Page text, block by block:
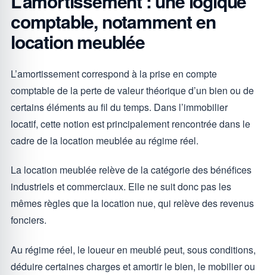
comptable, notamment en
location meublée
L’amortissement correspond à la prise en compte
comptable de la perte de valeur théorique d’un bien ou de
certains éléments au fil du temps. Dans l’immobilier
locatif, cette notion est principalement rencontrée dans le
cadre de la location meublée au régime réel.
La location meublée relève de la catégorie des bénéfices
industriels et commerciaux. Elle ne suit donc pas les
mêmes règles que la location nue, qui relève des revenus
fonciers.
Au régime réel, le loueur en meublé peut, sous conditions,
déduire certaines charges et amortir le bien, le mobilier ou